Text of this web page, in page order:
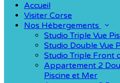
Accueil
Visiter Corse
Nos Hébergements
Studio Triple Vue
Studio Double Vue
Studio Triple Front
Appartement 2
Piscine et Mer